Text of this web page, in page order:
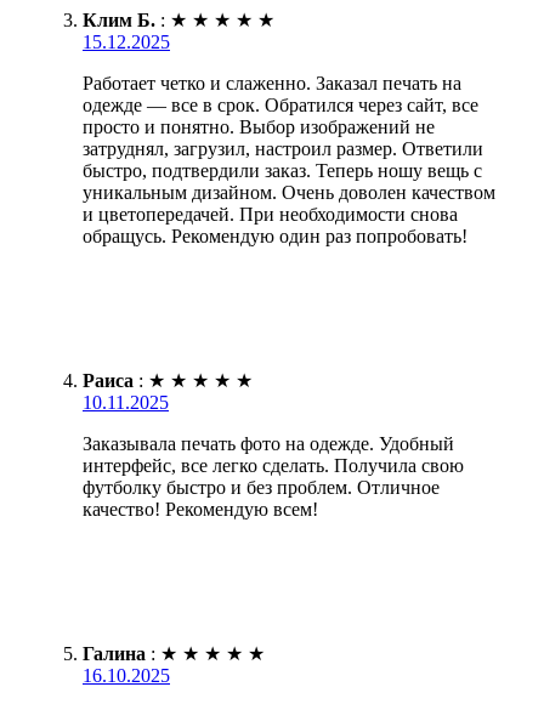
Клим Б. : ★ ★ ★ ★ ★
15.12.2025
Работает четко и слаженно. Заказал печать на
одежде — все в срок. Обратился через сайт, все
просто и понятно. Выбор изображений не
затруднял, загрузил, настроил размер. Ответили
быстро, подтвердили заказ. Теперь ношу вещь с
уникальным дизайном. Очень доволен качеством
и цветопередачей. При необходимости снова
обращусь. Рекомендую один раз попробовать!
Раиса : ★ ★ ★ ★ ★
10.11.2025
Заказывала печать фото на одежде. Удобный
интерфейс, все легко сделать. Получила свою
футболку быстро и без проблем. Отличное
качество! Рекомендую всем!
Галина : ★ ★ ★ ★ ★
16.10.2025